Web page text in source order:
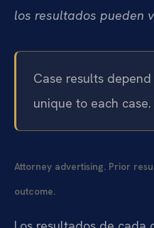
los resultados pueden
Case results
unique to each case.
Attorney advertising. Prior
outcome.